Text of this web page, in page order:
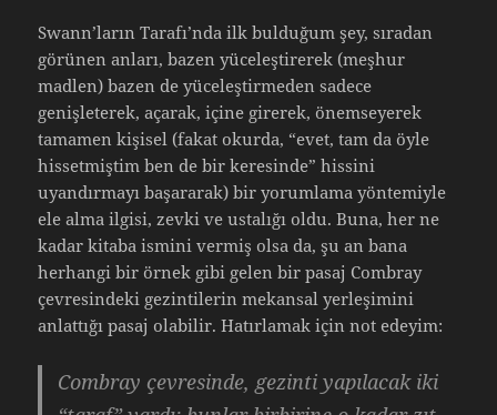
Swann’ların Tarafı’nda ilk bulduğum şey, sıradan
görünen anları, bazen yüceleştirerek (meşhur
madlen) bazen de yüceleştirmeden sadece
genişleterek, açarak, içine girerek, önemseyerek
tamamen kişisel (fakat okurda, “evet, tam da öyle
hissetmiştim ben de bir keresinde” hissini
uyandırmayı başararak) bir yorumlama yöntemiyle
ele alma ilgisi, zevki ve ustalığı oldu. Buna, her ne
kadar kitaba ismini vermiş olsa da, şu an bana
herhangi bir örnek gibi gelen bir pasaj Combray
çevresindeki gezintilerin mekansal yerleşimini
anlattığı pasaj olabilir. Hatırlamak için not edeyim:
Combray çevresinde, gezinti yapılacak iki